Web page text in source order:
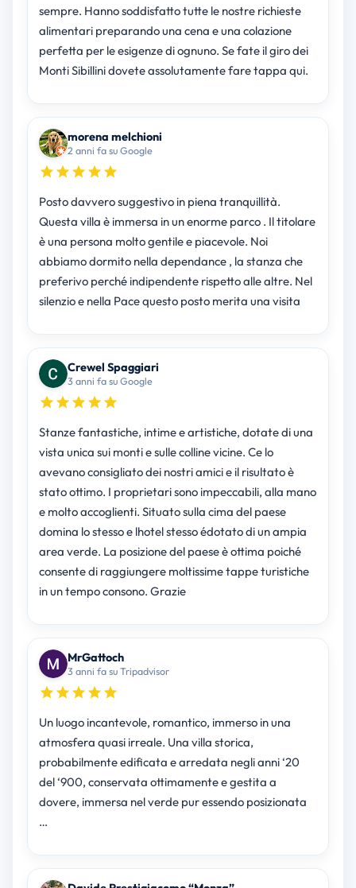
sempre. Hanno soddisfatto tutte le nostre richieste
alimentari preparando una cena e una colazione
perfetta per le esigenze di ognuno. Se fate il giro dei
Monti Sibillini dovete assolutamente fare tappa qui.
morena melchioni
2 anni fa su Google
Posto davvero suggestivo in piena tranquillità.
Questa villa è immersa in un enorme parco . Il titolare
è una persona molto gentile e piacevole. Noi
abbiamo dormito nella dependance , la stanza che
preferivo perché indipendente rispetto alle altre. Nel
silenzio e nella Pace questo posto merita una visita
Crewel Spaggiari
3 anni fa su Google
Stanze fantastiche, intime e artistiche, dotate di una
vista unica sui monti e sulle colline vicine. Ce lo
avevano consigliato dei nostri amici e il risultato è
stato ottimo. I proprietari sono impeccabili, alla mano
e molto accoglienti. Situato sulla cima del paese
domina lo stesso e lhotel stesso édotato di un ampia
area verde. La posizione del paese è ottima poiché
consente di raggiungere moltissime tappe turistiche
in un tempo consono. Grazie
MrGattoch
3 anni fa su Tripadvisor
Un luogo incantevole, romantico, immerso in una
atmosfera quasi irreale. Una villa storica,
probabilmente edificata e arredata negli anni ‘20
del ‘900, conservata ottimamente e gestita a
dovere, immersa nel verde pur essendo posizionata
…